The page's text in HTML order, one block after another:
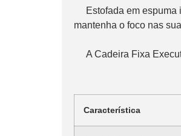
mantenha o foco nas
Característica